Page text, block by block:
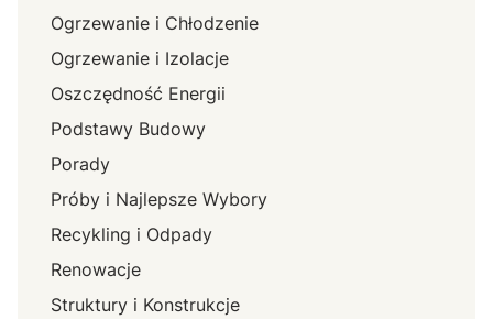
Ogrzewanie i Chłodzenie
Ogrzewanie i Izolacje
Oszczędność Energii
Podstawy Budowy
Porady
Próby i Najlepsze Wybory
Recykling i Odpady
Renowacje
Struktury i Konstrukcje